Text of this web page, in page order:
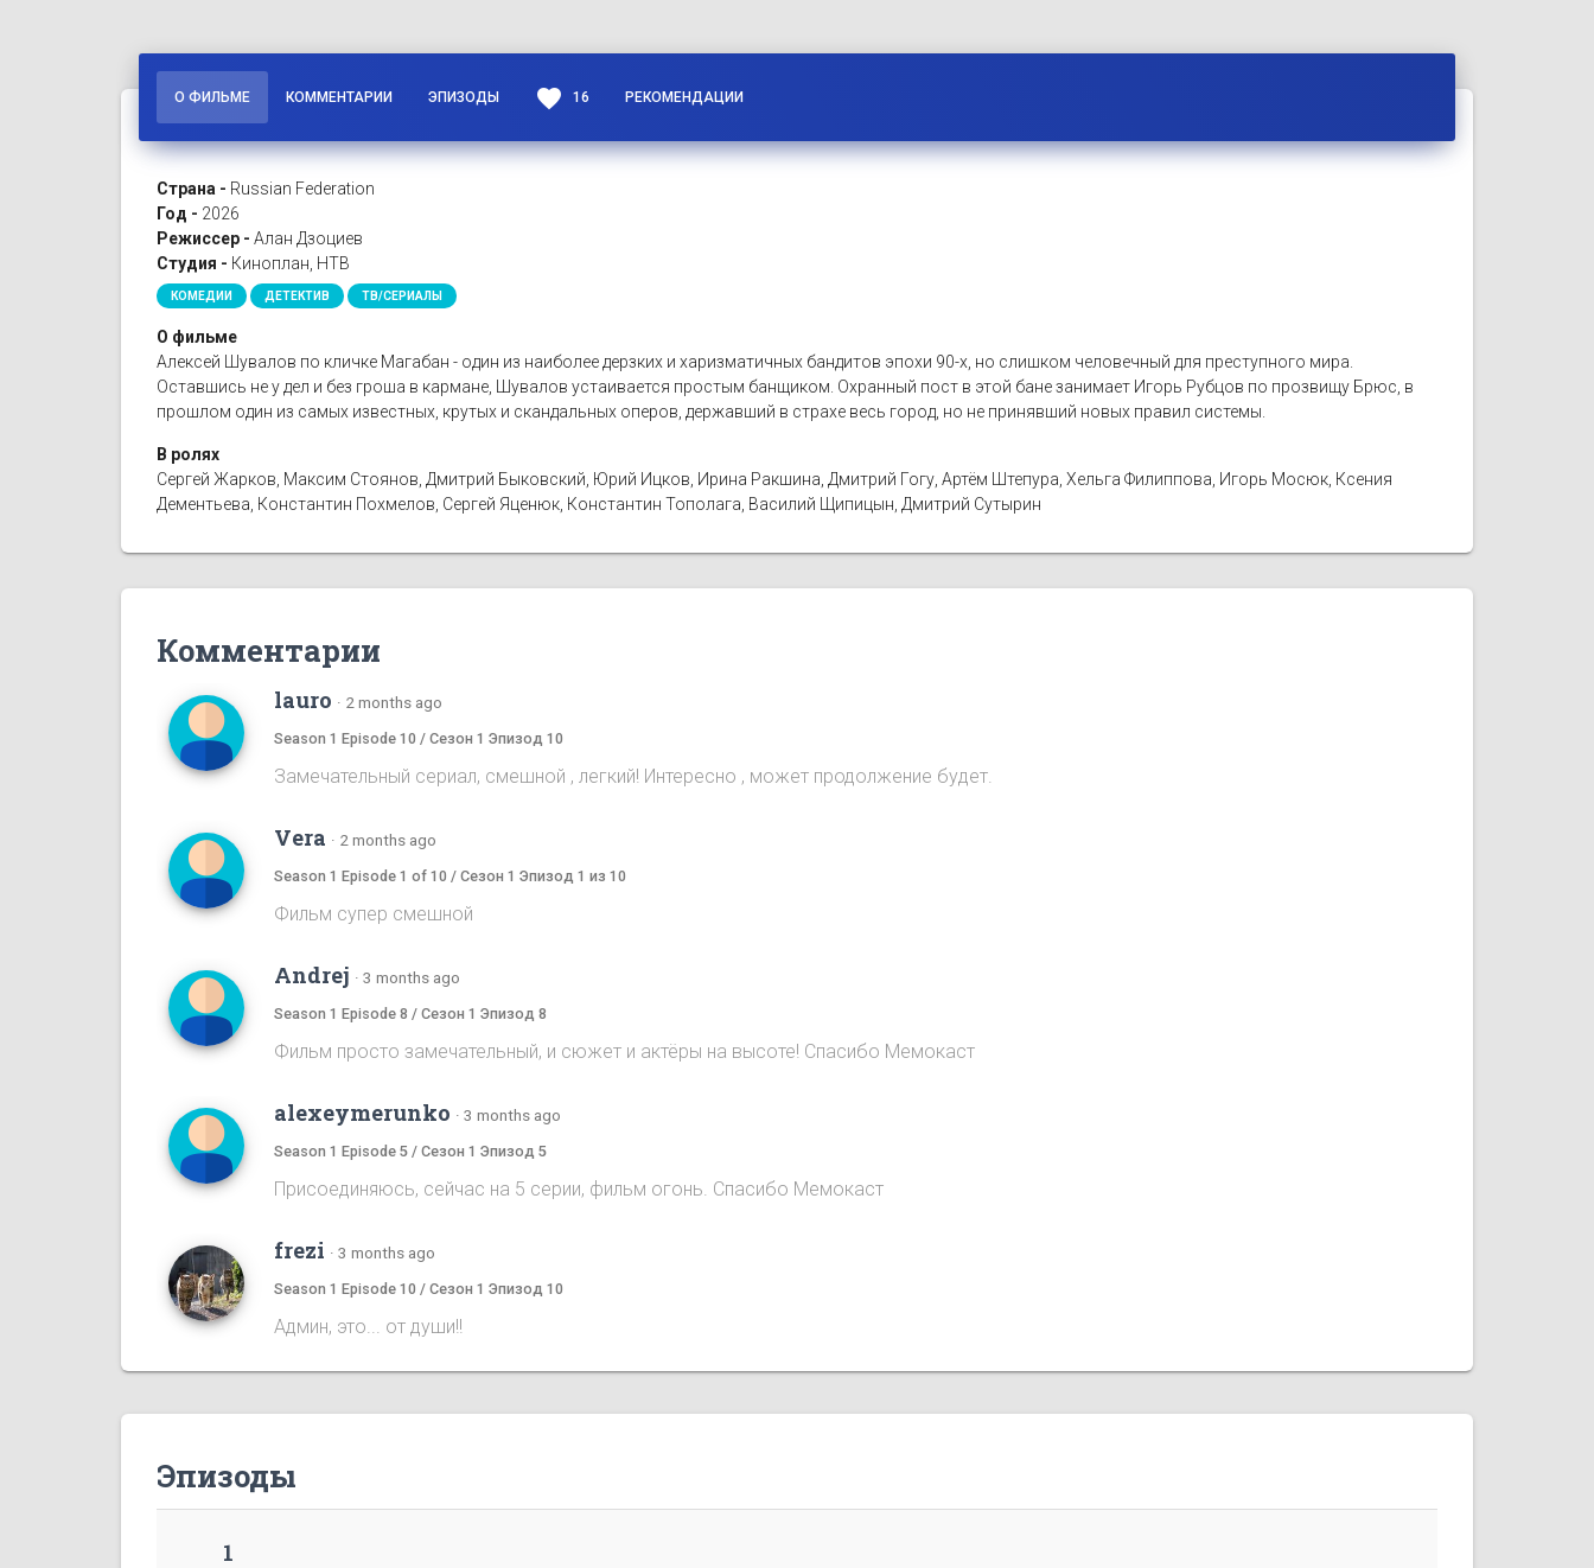
О ФИЛЬМЕ КОММЕНТАРИИ ЭПИЗОДЫ favorite 16 РЕКОМЕНДАЦИИ
Страна - Russian Federation
Год - 2026
Режиссер - Алан Дзоциев
Студия - Киноплан, НТВ
КОМЕДИИ ДЕТЕКТИВ ТВ/СЕРИАЛЫ
О фильме
Алексей Шувалов по кличке Магабан - один из наиболее дерзких и харизматичных бандитов эпохи 90-х, но слишком человечный для преступного мира.
Оставшись не у дел и без гроша в кармане, Шувалов устаивается простым банщиком. Охранный пост в этой бане занимает Игорь Рубцов по прозвищу Брюс, в
прошлом один из самых известных, крутых и скандальных оперов, державший в страхе весь город, но не принявший новых правил системы.
В ролях
Сергей Жарков, Максим Стоянов, Дмитрий Быковский, Юрий Ицков, Ирина Ракшина, Дмитрий Гогу, Артём Штепура, Хельга Филиппова, Игорь Мосюк, Ксения
Дементьева, Константин Похмелов, Сергей Яценюк, Константин Тополага, Василий Щипицын, Дмитрий Сутырин
Комментарии
lauro · 2 months ago
Season 1 Episode 10 / Сезон 1 Эпизод 10
Замечательный сериал, смешной , легкий! Интересно , может продолжение будет.
Vera · 2 months ago
Season 1 Episode 1 of 10 / Сезон 1 Эпизод 1 из 10
Фильм супер смешной
Andrej · 3 months ago
Season 1 Episode 8 / Сезон 1 Эпизод 8
Фильм просто замечательный, и сюжет и актёры на высоте! Спасибо Мемокаст
alexeymerunko · 3 months ago
Season 1 Episode 5 / Сезон 1 Эпизод 5
Присоединяюсь, сейчас на 5 серии, фильм огонь. Спасибо Мемокаст
frezi · 3 months ago
Season 1 Episode 10 / Сезон 1 Эпизод 10
Админ, это... от души!!
Эпизоды
1